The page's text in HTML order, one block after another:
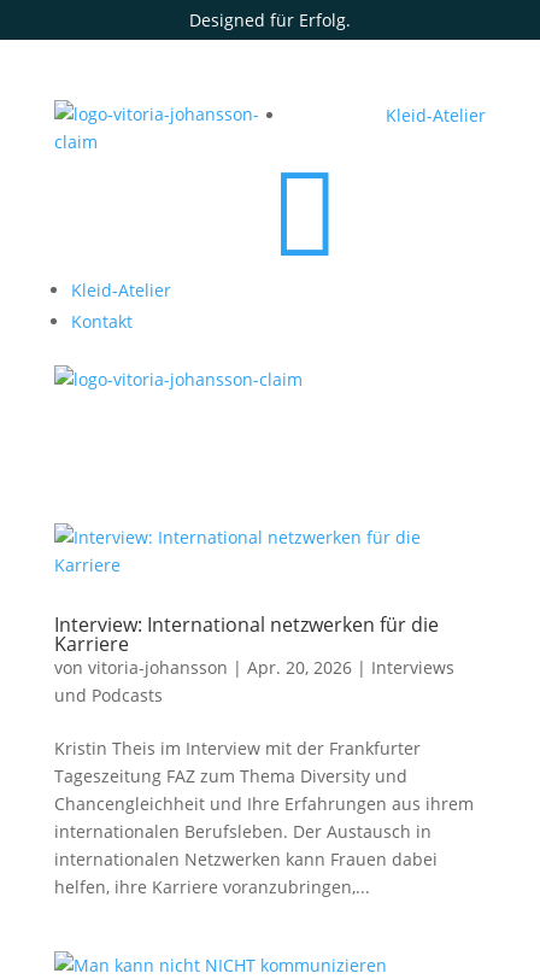
Designed für Erfolg.
Kleid-Atelier

Kleid-Atelier
Kontakt
Interview: International netzwerken für die
Karriere
von vitoria-johansson | Apr. 20, 2026| Interviews
und Podcasts
Kristin Theis im Interview mit der Frankfurter
Tageszeitung FAZ zum Thema Diversity und
Chancengleichheit und Ihre Erfahrungen aus ihrem
internationalen Berufsleben. Der Austausch in
internationalen Netzwerken kann Frauen dabei
helfen, ihre Karriere voranzubringen,...